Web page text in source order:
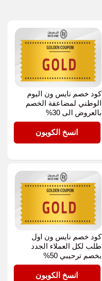
كود خصم نايس ون اليوم
الوطني لمضاعفة الخصم
بالعروض الى 30%
GOLDانسخ الكوبون
كود خصم نايس ون اول
طلب لكل العملاء الجدد
بخصم ترحيبي 50%
GOLDانسخ الكوبون